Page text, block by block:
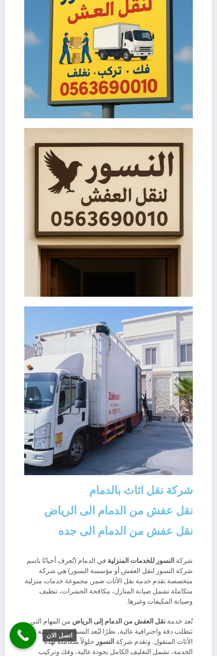
شركة نقل اثاث بالدمام
نقل عفش من الدمام الى الرياض
نقل عفش من الدمام الى جده
شركة النسور للخدمات المنزلية في الدمام (تُعرف أحيانًا باسم
شركة النسور لنقل العفش أو مؤسسة النسور) هي شركة
متخصصة تقدم خدمة نقل الأثاث ضمن مجموعة خدمات منزلية
متكاملة تشمل صيانة المنازل، مكافحة الحشرات، تنظيف
وصيانة المكيفات وغيرها.
تُعد خدمة نقل العفش من الدمام إلى الرياض من المهام التي
تتطلب دقة واحترافية عالية، نظرًا لبُعد المسافة وحساسية
الأثاث المنقول. وتقدم شركة النسور حلولاً متكاملة لهذه
الخدمة، تشمل التغليف الكامل بجودة عالية، وفك وتركيب
اتصل الان